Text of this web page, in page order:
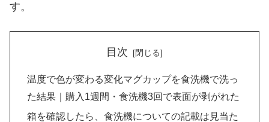
す。
目次
温度で色が変わる変化マグカップを食洗機で洗っ
た結果｜購入1週間・食洗機3回で表面が剥がれた
箱を確認したら、食洗機についての記載は見当た